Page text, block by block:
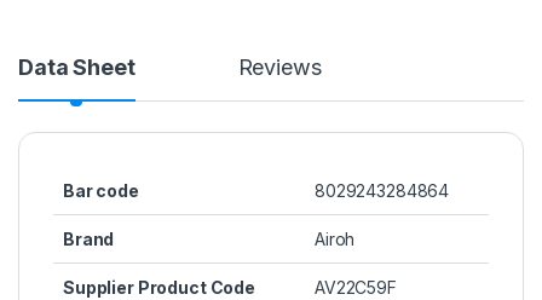
Data Sheet Reviews
Bar code 8029243284864
Brand Airoh
Supplier Product Code AV22C59F